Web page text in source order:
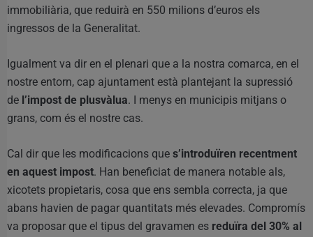
immobiliària, que reduirà en 550 milions d’euros els
ingressos de la Generalitat.
Igualment va dir en el plenari que a la nostra comarca, en el
nostre entorn, cap ajuntament està plantejant la supressió
de l’impost de plusvàlua. I menys en municipis mitjans o
grans, com és el nostre cas.
Cal dir que les modificacions que s’introduïren recentment
en aquest impost. Han beneficiat de manera notable als,
xicotets propietaris, cosa que ens sembla correcta, ja que
abans havien de pagar quantitats més elevades. Compromís
va proposar que el tipus del gravamen es reduïra del 30% al